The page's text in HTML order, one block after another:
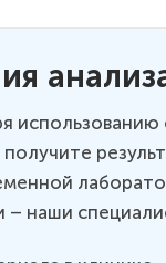
наши